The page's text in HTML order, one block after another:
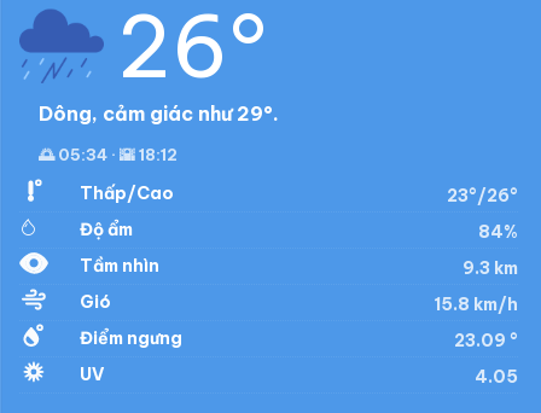
26°
Dông, cảm giác như 29°.
🌅 05:34 · 🌇 18:12
Thấp/Cao
23°/26°
Độ ẩm
84%
Tầm nhìn
9.3 km
Gió
15.8 km/h
Điểm ngưng
23.09 °
UV
4.05